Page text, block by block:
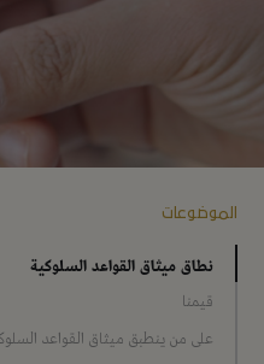
الموضوعات
نطاق ميثاق القواعد السلوكية
قيمنا
على من ينطبق ميثاق القواعد